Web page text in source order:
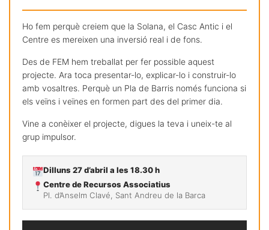
Ho fem perquè creiem que la Solana, el Casc Antic i el
Centre es mereixen una inversió real i de fons.
Des de FEM hem treballat per fer possible aquest
projecte. Ara toca presentar-lo, explicar-lo i construir-lo
amb vosaltres. Perquè un Pla de Barris només funciona si
els veïns i veïnes en formen part des del primer dia.
Vine a conèixer el projecte, digues la teva i uneix-te al
grup impulsor.
Dilluns 27 d’abril a les 18.30 h
Centre de Recursos Associatius
Pl. d’Anselm Clavé, Sant Andreu de la Barca